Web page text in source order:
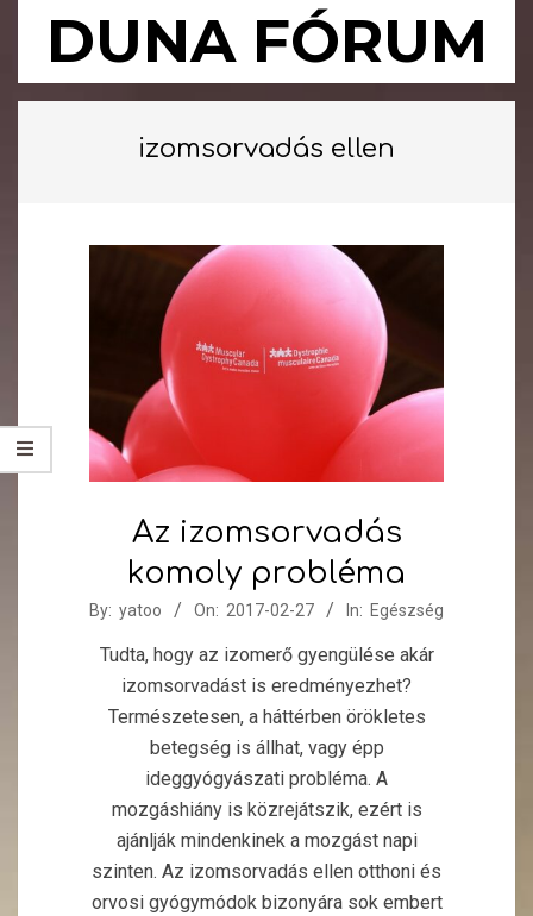
DUNA FÓRUM
Primary
izomsorvadás ellen
Az izomsorvadás
komoly probléma
2017-
27
By: yatoo On: 2017-02-27 In: Egészség
Tudta, hogy az izomerő gyengülése akár
izomsorvadást is eredményezhet?
Természetesen, a háttérben örökletes
betegség is állhat, vagy épp
ideggyógyászati probléma. A
mozgáshiány is közrejátszik, ezért is
ajánlják mindenkinek a mozgást napi
szinten. Az izomsorvadás ellen otthoni és
orvosi gyógymódok bizonyára sok embert